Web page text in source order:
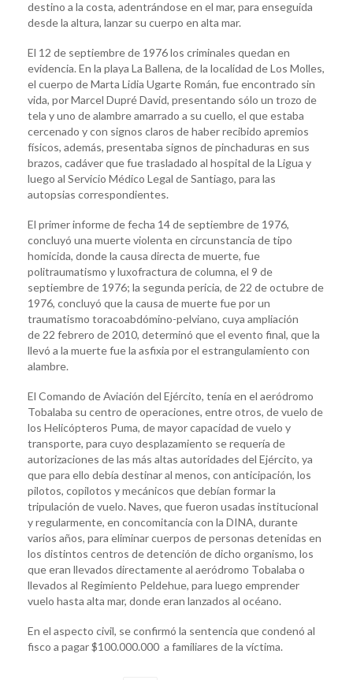
destino a la costa, adentrándose en el mar, para enseguida
desde la altura, lanzar su cuerpo en alta mar.
El 12 de septiembre de 1976 los criminales quedan en
evidencia. En la playa La Ballena, de la localidad de Los Molles,
el cuerpo de Marta Lidia Ugarte Román, fue encontrado sin
vida, por Marcel Dupré David, presentando sólo un trozo de
tela y uno de alambre amarrado a su cuello, el que estaba
cercenado y con signos claros de haber recibido apremios
físicos, además, presentaba signos de pinchaduras en sus
brazos, cadáver que fue trasladado al hospital de la Ligua y
luego al Servicio Médico Legal de Santiago, para las
autopsias correspondientes.
El primer informe de fecha 14 de septiembre de 1976,
concluyó una muerte violenta en circunstancia de tipo
homicida, donde la causa directa de muerte, fue
politraumatismo y luxofractura de columna, el 9 de
septiembre de 1976; la segunda pericia, de 22 de octubre de
1976, concluyó que la causa de muerte fue por un
traumatismo toracoabdómino-pelviano, cuya ampliación
de 22 febrero de 2010, determinó que el evento final, que la
llevó a la muerte fue la asfixia por el estrangulamiento con
alambre.
El Comando de Aviación del Ejército, tenía en el aeródromo
Tobalaba su centro de operaciones, entre otros, de vuelo de
los Helicópteros Puma, de mayor capacidad de vuelo y
transporte, para cuyo desplazamiento se requería de
autorizaciones de las más altas autoridades del Ejército, ya
que para ello debía destinar al menos, con anticipación, los
pilotos, copilotos y mecánicos que debían formar la
tripulación de vuelo. Naves, que fueron usadas institucional
y regularmente, en concomitancia con la DINA, durante
varios años, para eliminar cuerpos de personas detenidas en
los distintos centros de detención de dicho organismo, los
que eran llevados directamente al aeródromo Tobalaba o
llevados al Regimiento Peldehue, para luego emprender
vuelo hasta alta mar, donde eran lanzados al océano.
En el aspecto civil, se confirmó la sentencia que condenó al
fisco a pagar $100.000.000 a familiares de la víctima.